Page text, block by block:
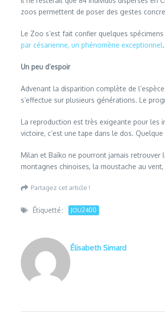
zoos permettent de poser des gestes
Le Zoo s’est fait confier quelques
par césarienne, un phénomène exceptionnel.
Un peu d’espoir
Advenant la disparition complète de
s’effectue sur plusieurs générations. Le
La reproduction est très exigeante pour les
victoire, c’est une tape dans le dos.
Milan et Baïko ne pourront jamais retrouver
montagnes chinoises, la moustache au
Partagez cet article !
Étiquetté : JOU2400
Élisabeth Simard